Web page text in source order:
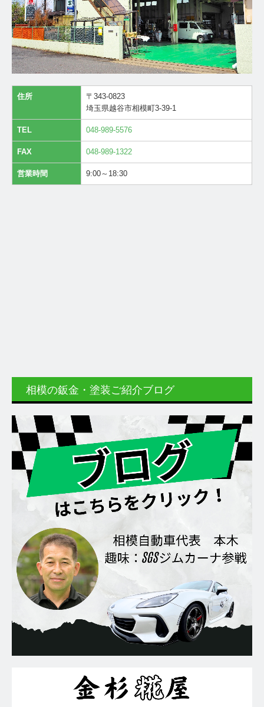
住所
〒343-0823
埼玉県越谷市相模町3-39-1
TEL 048-989-5576
FAX 048-989-1322
営業時間 9:00～18:30
相模の鈑金・塗装ご紹介ブログ